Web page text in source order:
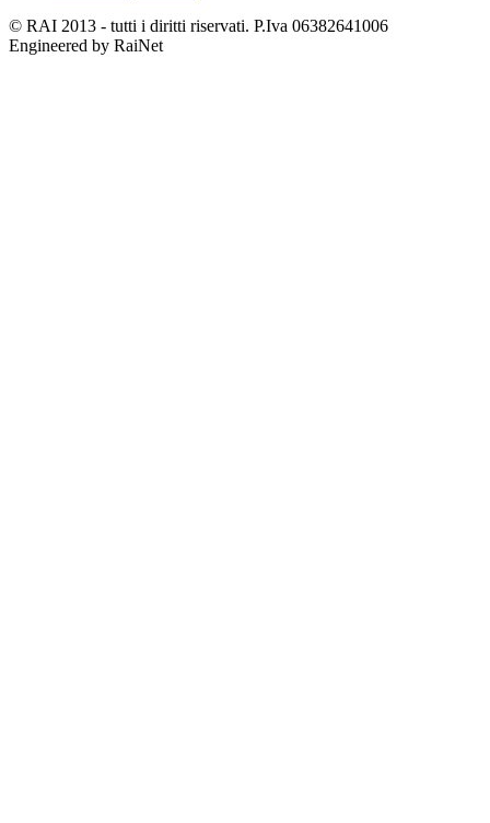
© RAI 2013 - tutti i diritti riservati. P.Iva 06382641006
Engineered by RaiNet